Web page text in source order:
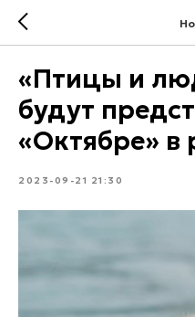
«Птицы и
будут
«Октябре»
2023-09-21 21:30